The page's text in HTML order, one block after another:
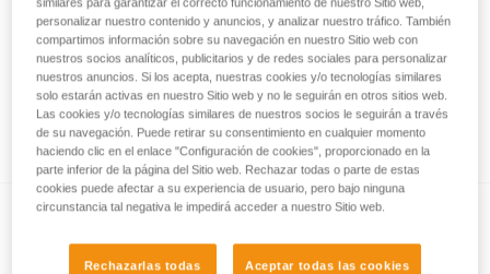
Rescate por cuerda: descenso acompañado
con ASAP y ASAP LOCK
similares para garantizar el correcto funcionamiento de nuestro Sitio web,
personalizar nuestro contenido y anuncios, y analizar nuestro tráfico. También
compartimos información sobre su navegación en nuestro Sitio web con
nuestros socios analíticos, publicitarios y de redes sociales para personalizar
nuestros anuncios. Si los acepta, nuestras cookies y/o tecnologías similares
solo estarán activas en nuestro Sitio web y no le seguirán en otros sitios web.
Las cookies y/o tecnologías similares de nuestros socios le seguirán a través
de su navegación. Puede retirar su consentimiento en cualquier momento
haciendo clic en el enlace "Configuración de cookies", proporcionado en la
parte inferior de la página del Sitio web. Rechazar todas o parte de estas
cookies puede afectar a su experiencia de usuario, pero bajo ninguna
circunstancia tal negativa le impedirá acceder a nuestro Sitio web.
Rechazarlas todas Aceptar todas las cookies